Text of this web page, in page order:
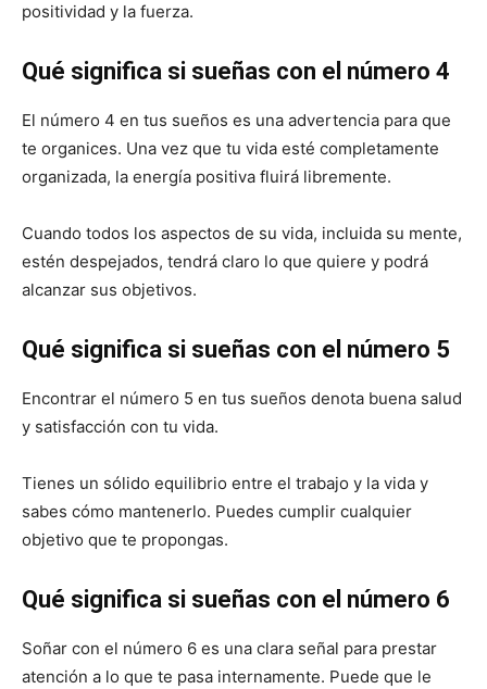
positividad y la fuerza.
Qué significa si sueñas con el número 4
El número 4 en tus sueños es una advertencia para que
te organices. Una vez que tu vida esté completamente
organizada, la energía positiva fluirá libremente.
Cuando todos los aspectos de su vida, incluida su mente,
estén despejados, tendrá claro lo que quiere y podrá
alcanzar sus objetivos.
Qué significa si sueñas con el número 5
Encontrar el número 5 en tus sueños denota buena salud
y satisfacción con tu vida.
Tienes un sólido equilibrio entre el trabajo y la vida y
sabes cómo mantenerlo. Puedes cumplir cualquier
objetivo que te propongas.
Qué significa si sueñas con el número 6
Soñar con el número 6 es una clara señal para prestar
atención a lo que te pasa internamente. Puede que le